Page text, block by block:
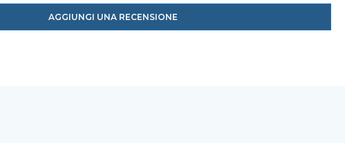
AGGIUNGI UNA RECENSIONE